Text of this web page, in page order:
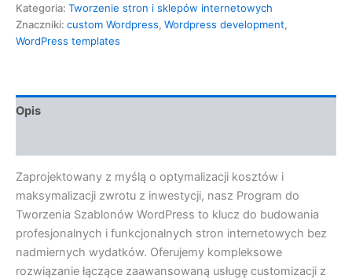
Kategoria: Tworzenie stron i sklepów internetowych
Znaczniki: custom Wordpress, Wordpress development,
WordPress templates
Opis
Zaprojektowany z myślą o optymalizacji kosztów i
maksymalizacji zwrotu z inwestycji, nasz Program do
Tworzenia Szablonów WordPress to klucz do budowania
profesjonalnych i funkcjonalnych stron internetowych bez
nadmiernych wydatków. Oferujemy kompleksowe
rozwiązanie łączące zaawansowaną usługę customizacji z